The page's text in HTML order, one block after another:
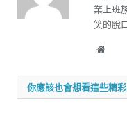
業上班
笑的脫
你應該也會想看這些精